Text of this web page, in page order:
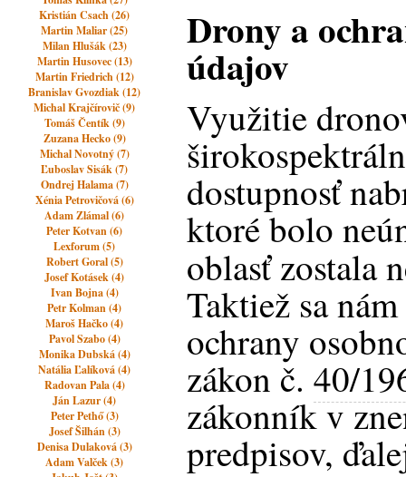
Kristián Csach (26)
Martin Maliar (25)
Milan Hlušák (23)
Martin Husovec (13)
Martin Friedrich (12)
Branislav Gvozdiak (12)
Michal Krajčírovič (9)
Tomáš Čentík (9)
Zuzana Hecko (9)
Michal Novotný (7)
Ľuboslav Sisák (7)
Ondrej Halama (7)
Xénia Petrovičová (6)
Adam Zlámal (6)
Peter Kotvan (6)
Lexforum (5)
Robert Goral (5)
Josef Kotásek (4)
Ivan Bojna (4)
Petr Kolman (4)
Maroš Hačko (4)
Pavol Szabo (4)
Monika Dubská (4)
Natália Ľalíková (4)
Radovan Pala (4)
Ján Lazur (4)
Peter Pethő (3)
Josef Šilhán (3)
Denisa Dulaková (3)
Adam Valček (3)
Drony a
údajov
Využitie
dostupnosť
ktoré bolo
oblasť zostala
Taktiež sa
ochrany
zákon č.40/
zákonník v
predpisov,